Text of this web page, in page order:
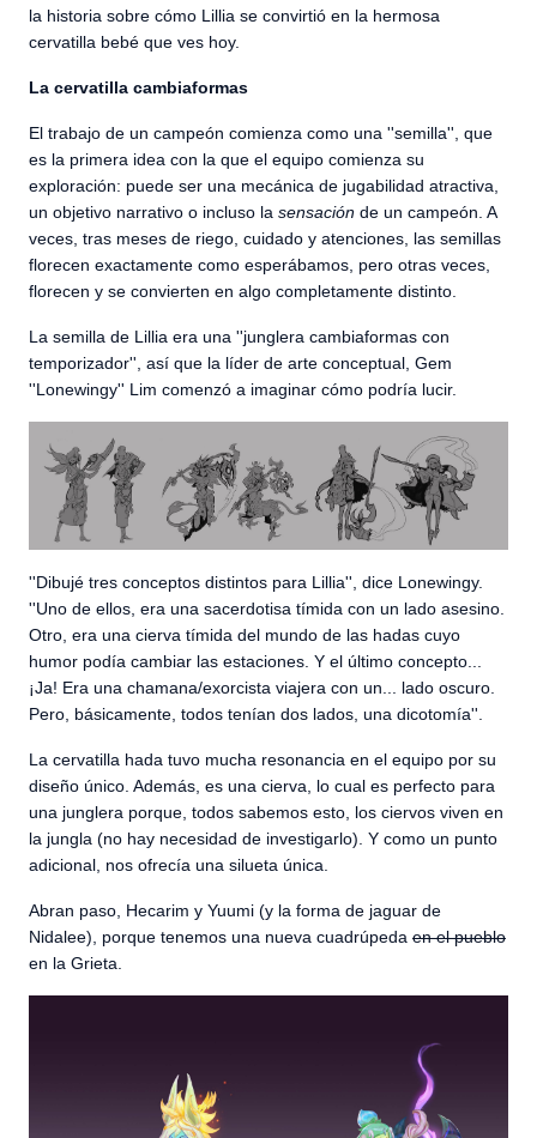
la historia sobre cómo Lillia se convirtió en la hermosa
cervatilla bebé que ves hoy.
La cervatilla cambiaformas
El trabajo de un campeón comienza como una ''semilla'', que
es la primera idea con la que el equipo comienza su
exploración: puede ser una mecánica de jugabilidad atractiva,
un objetivo narrativo o incluso la sensación de un campeón. A
veces, tras meses de riego, cuidado y atenciones, las semillas
florecen exactamente como esperábamos, pero otras veces,
florecen y se convierten en algo completamente distinto.
La semilla de Lillia era una ''junglera cambiaformas con
temporizador'', así que la líder de arte conceptual, Gem
''Lonewingy'' Lim comenzó a imaginar cómo podría lucir.
''Dibujé tres conceptos distintos para Lillia'', dice Lonewingy.
''Uno de ellos, era una sacerdotisa tímida con un lado asesino.
Otro, era una cierva tímida del mundo de las hadas cuyo
humor podía cambiar las estaciones. Y el último concepto...
¡Ja! Era una chamana/exorcista viajera con un... lado oscuro.
Pero, básicamente, todos tenían dos lados, una dicotomía''.
La cervatilla hada tuvo mucha resonancia en el equipo por su
diseño único. Además, es una cierva, lo cual es perfecto para
una junglera porque, todos sabemos esto, los ciervos viven en
la jungla (no hay necesidad de investigarlo). Y como un punto
adicional, nos ofrecía una silueta única.
Abran paso, Hecarim y Yuumi (y la forma de jaguar de
Nidalee), porque tenemos una nueva cuadrúpeda en el pueblo
en la Grieta.